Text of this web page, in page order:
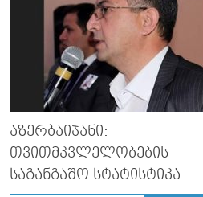
ᲐᲖᲔᲠᲑᲐᲘᲯᲐᲜᲘ:
ᲗᲕᲘᲗᲛᲙᲕᲚᲔᲚᲝᲑᲔᲑᲘᲡ
ᲡᲐᲒᲐᲜᲒᲐᲨᲝ ᲡᲢᲐᲢᲘᲡᲢᲘᲙᲐ